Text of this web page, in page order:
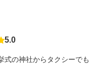
点数
5.0
の神社からタクシーで